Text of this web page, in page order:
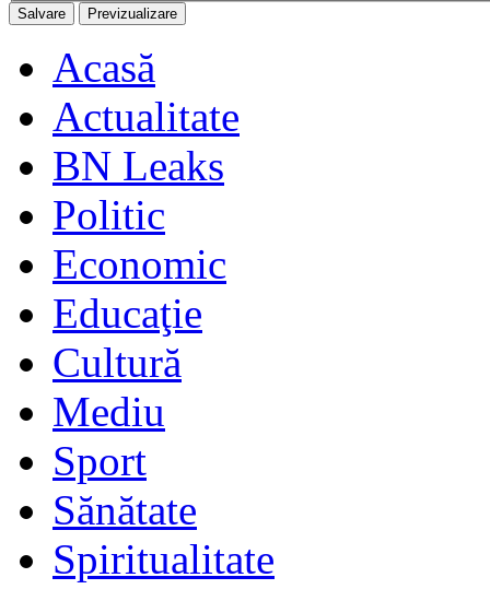
Acasă
Actualitate
BN Leaks
Politic
Economic
Educaţie
Cultură
Mediu
Sport
Sănătate
Spiritualitate